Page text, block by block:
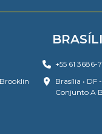
+55 61 3686-
Brasília • DF
Conjunto A